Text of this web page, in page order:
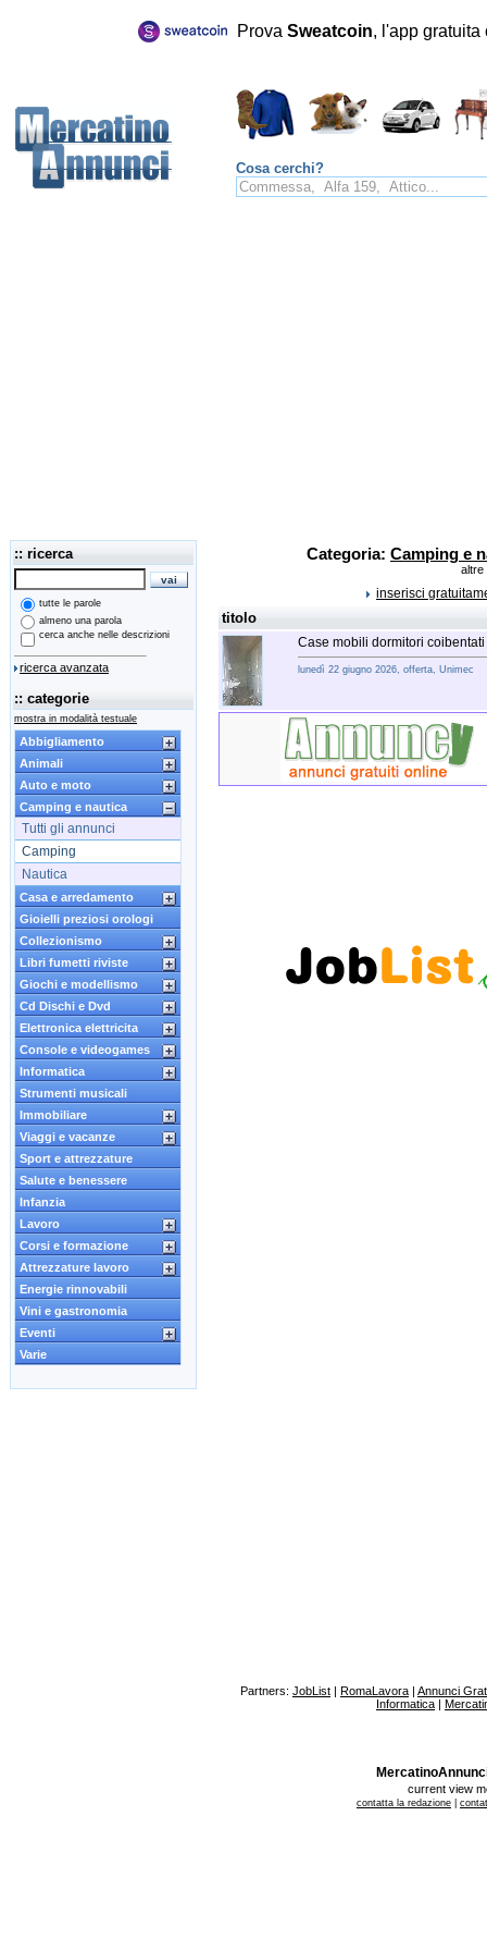
Prova Sweatcoin, l'app
Cosa cerchi?
:: ricerca
tutte le parole
almeno una parola
cerca anche nelle descrizioni
ricerca avanzata
:: categorie
mostra in modalità testuale
Abbigliamento
Animali
Auto e moto
Camping e nautica
Tutti gli annunci
Camping
Nautica
Casa e arredamento
Gioielli preziosi orologi
Collezionismo
Libri fumetti riviste
Giochi e modellismo
Cd Dischi e Dvd
Elettronica elettricita
Console e videogames
Informatica
Strumenti musicali
Immobiliare
Viaggi e vacanze
Sport e attrezzature
Salute e benessere
Infanzia
Lavoro
Corsi e formazione
Attrezzature lavoro
Energie rinnovabili
Vini e gastronomia
Eventi
Varie
Categoria: Camping e
altre
inserisci
titolo
Case mobili dormitori
lunedì 22 giugno 2026, offerta, Unimec
Partners: JobList | RomaLavora | Annunci
Informatica |
current view
contatta la redazione